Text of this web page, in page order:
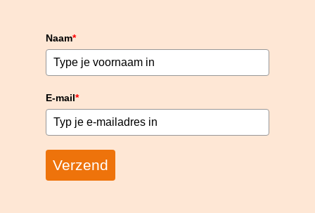
Naam*
E-mail*
Verzend